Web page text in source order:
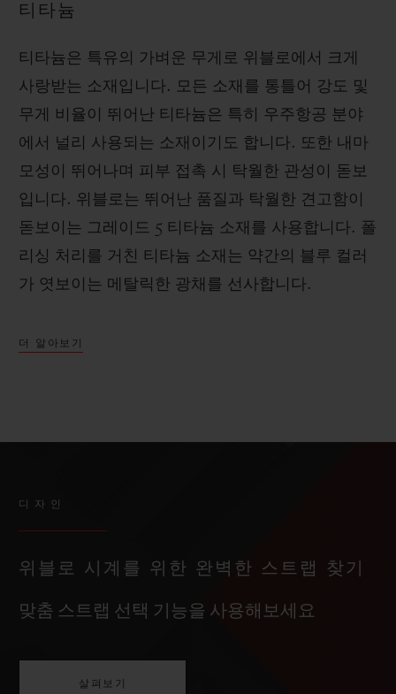
티타늄
티타늄은 특유의 가벼운 무게로 위블로에서 크게
사랑받는 소재입니다. 모든 소재를 통틀어 강도 및
무게 비율이 뛰어난 티타늄은 특히 우주항공 분야
에서 널리 사용되는 소재이기도 합니다. 또한 내마
모성이 뛰어나며 피부 접촉 시 탁월한 관성이 돋보
입니다. 위블로는 뛰어난 품질과 탁월한 견고함이
돋보이는 그레이드 5 티타늄 소재를 사용합니다. 폴
리싱 처리를 거친 티타늄 소재는 약간의 블루 컬러
가 엿보이는 메탈릭한 광채를 선사합니다.
더 알아보기
디자인
위블로 시계를 위한 완벽한 스트랩 찾기
맞춤 스트랩 선택 기능을 사용해보세요
살펴보기